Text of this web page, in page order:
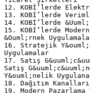
12. KOBİ’lerde
13. KOBİ’lerde
14. KOBİ’lerde
15. KOBİ’lerde
&Ouml;rnek
16. Stratejik
Uygulamalar
17. Satış
Satış
Y&ouml;nelik
18. Dağıtım
19. Modern